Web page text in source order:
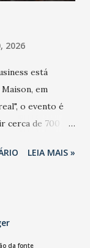
so...
2026
está
em
o evento é
cerca de 700
o NM2B
M. Dias Branco.
autenticidade
LEIA MAIS »
da fonte